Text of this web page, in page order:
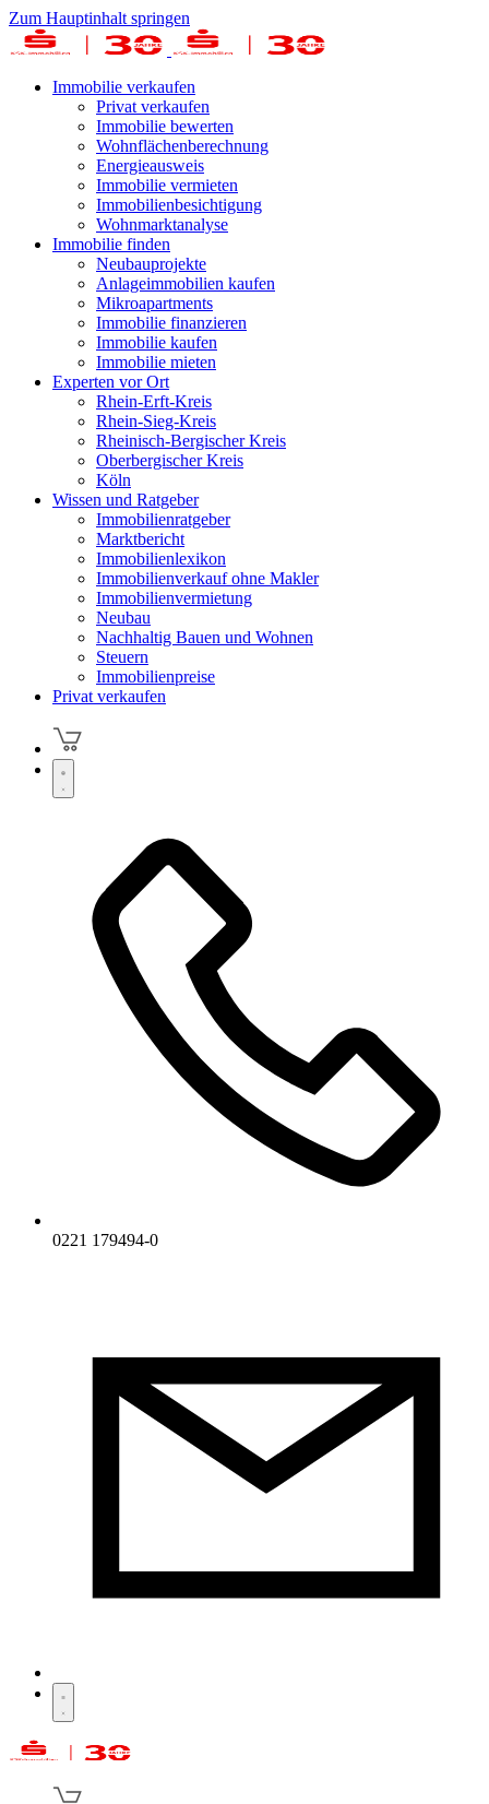
Zum Hauptinhalt springen
Immobilie verkaufen
Privat verkaufen
Immobilie bewerten
Wohnflächenberechnung
Energieausweis
Immobilie vermieten
Immobilienbesichtigung
Wohnmarktanalyse
Immobilie finden
Neubauprojekte
Anlageimmobilien kaufen
Mikroapartments
Immobilie finanzieren
Immobilie kaufen
Immobilie mieten
Experten vor Ort
Rhein-Erft-Kreis
Rhein-Sieg-Kreis
Rheinisch-Bergischer Kreis
Oberbergischer Kreis
Köln
Wissen und Ratgeber
Immobilienratgeber
Marktbericht
Immobilienlexikon
Immobilienverkauf ohne Makler
Immobilienvermietung
Neubau
Nachhaltig Bauen und Wohnen
Steuern
Immobilienpreise
Privat verkaufen
0221 179494-0